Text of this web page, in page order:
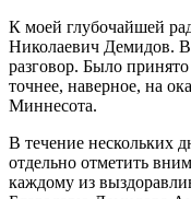
К моей глубочайшей
Николаевич Демидов.
разговор. Было
точнее, наверное, на
Миннесота.
В течение нескольких
отдельно отметить
каждому из